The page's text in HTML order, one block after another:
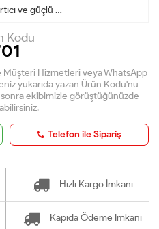
ve güçlü …
Kodu
Müşteri Hizmetleri veya WhatsApp
yukarıda yazan Ürün Kodu'nu
sonra ekibimizle görüştüğünüzde
Telefon ile Sipariş
Hızlı Kargo İmkanı
Kapıda Ödeme İmkanı